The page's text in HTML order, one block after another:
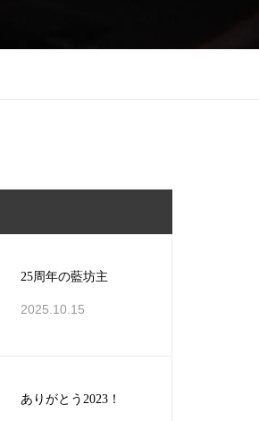
25周年の藍坊主
2025.10.15
ありがとう2023！